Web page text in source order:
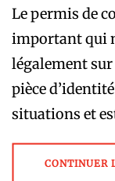
Le permis de
important qui
légalement
pièce
situations et
CONTINUER